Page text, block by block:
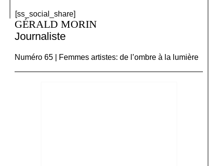
[ss_social_share]
GÉRALD MORIN
Journaliste
Numéro 65 | Femmes artistes: de l’ombre à la lumière